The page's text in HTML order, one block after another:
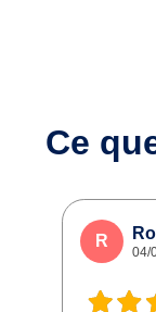
Ce
R
04/